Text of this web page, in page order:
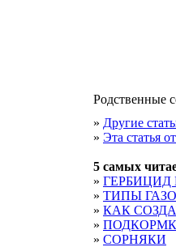
Родственные
» Другие
» Эта статья
5 cамых
» ГЕРБИЦИД
» ТИПЫ
» КАК
»
» СОРНЯКИ